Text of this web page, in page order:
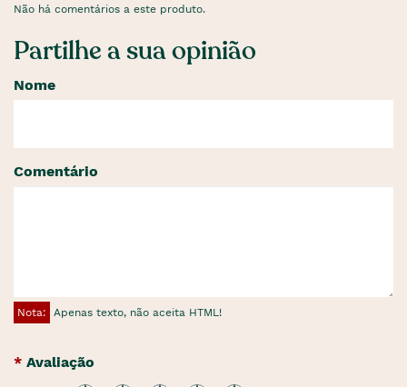
Não há comentários a este produto.
Partilhe a sua opinião
Nome
Comentário
Nota: Apenas texto, não aceita HTML!
Avaliação